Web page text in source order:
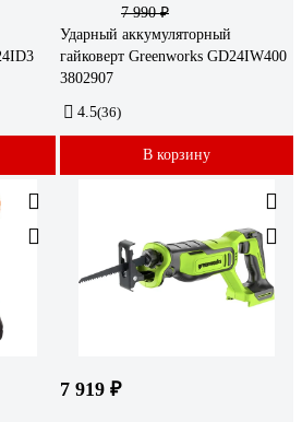
7 990 ₽
Ударный аккумуляторный
гайковерт Greenworks GD24IW400
3802907
4.5(36)
В корзину
7 919 ₽